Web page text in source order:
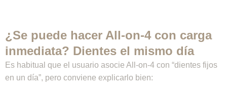
¿Se puede hacer All-on-4 con carga
inmediata? Dientes el mismo día
Es habitual que el usuario asocie All-on-4 con “dientes fijos
en un día”, pero conviene explicarlo bien: